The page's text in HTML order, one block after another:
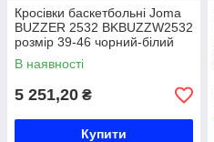
Кросівки баскетбольні Joma
BUZZER 2532 BKBUZZW2532
розмір 39-46 чорний-білий
Код BKBUZZW2532
В наявності
5 251,20 ₴
Купити